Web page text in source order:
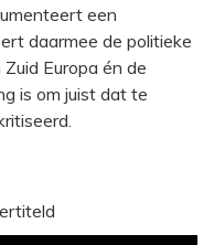
een
daarmee de politieke
Europa én de
is om juist dat te